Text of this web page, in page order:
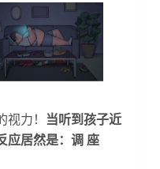
力！
当听到孩子近
居然是： 调 座